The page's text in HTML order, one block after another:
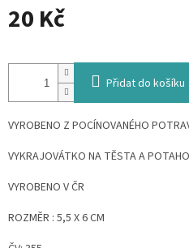
20 Kč
cena:
Přidat do košíku
VYROBENO Z POCÍNOVANÉHO
VYKRAJOVÁTKO NA TĚSTA A
VYROBENO V ČR
ROZMĚR : 5,5 X 6 CM